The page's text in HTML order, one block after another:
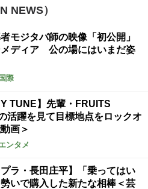
NEWS）
モジタバ師の映像「初公開」
メディア 公の場にはいまだ姿
際
TUNE】先輩・FRUITS
活躍を見て目標地点をロックオ
画＞
ンタメ
プラ・長田庄平】「乗ってはい
いで購入した新たな相棒＜芸